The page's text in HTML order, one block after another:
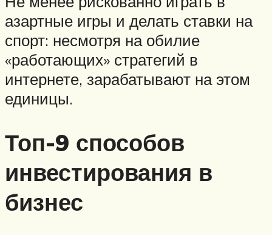
азартные игры и делать ставки на
спорт: несмотря на обилие
«работающих» стратегий в
интернете, зарабатывают на этом
единицы.
Топ-9 способов
инвестирования в
бизнес